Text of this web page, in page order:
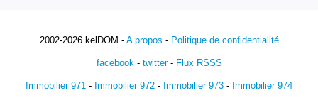
2002-2026 kelDOM - A propos - Politique de confidentialité
facebook- twitter- Flux RSSS
Immobilier 971 - Immobilier 972 - Immobilier 973 - Immobilier 974